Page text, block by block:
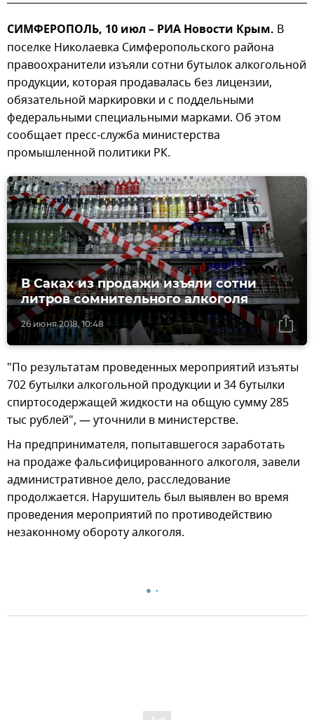
СИМФЕРОПОЛЬ, 10 июл – РИА Новости Крым. В
поселке Николаевка Симферопольского района
правоохранители изъяли сотни бутылок алкогольной
продукции, которая продавалась без лицензии,
обязательной маркировки и с поддельными
федеральными специальными марками. Об этом
сообщает пресс-служба министерства
промышленной политики РК.
26 июня 2018, 10:48
В Саках из продажи изъяли сотни
литров сомнительного алкоголя
"По результатам проведенных мероприятий изъяты
702 бутылки алкогольной продукции и 34 бутылки
спиртосодержащей жидкости на общую сумму 285
тыс рублей", — уточнили в министерстве.
На предпринимателя, попытавшегося заработать
на продаже фальсифицированного алкоголя, завели
административное дело, расследование
продолжается. Нарушитель был выявлен во время
проведения мероприятий по противодействию
незаконному обороту алкоголя.